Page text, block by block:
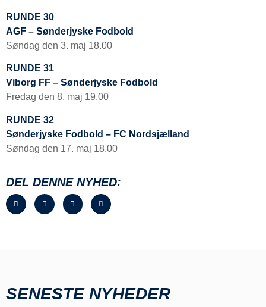
RUNDE 30
AGF – Sønderjyske Fodbold
Søndag den 3. maj 18.00
RUNDE 31
Viborg FF – Sønderjyske Fodbold
Fredag den 8. maj 19.00
RUNDE 32
Sønderjyske Fodbold – FC Nordsjælland
Søndag den 17. maj 18.00
DEL DENNE NYHED:
SENESTE NYHEDER